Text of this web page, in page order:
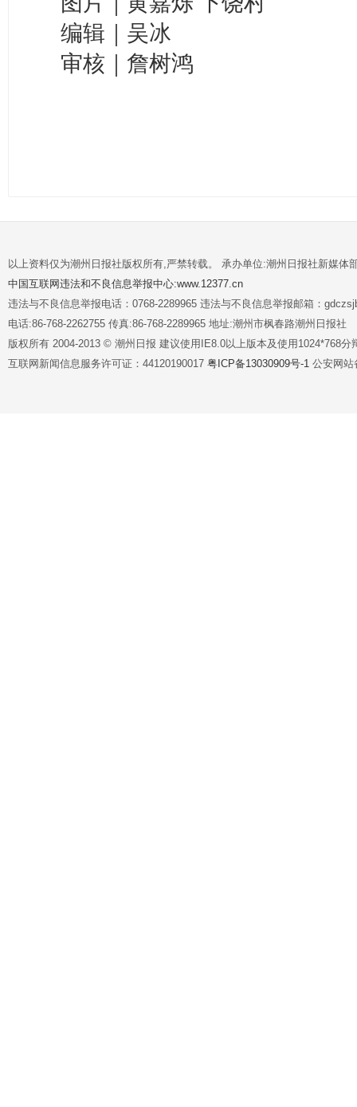
编辑｜吴冰
审核｜詹树鸿
以上资料仅为潮州日报社版权所有,严禁转载。 承办单位:潮州日报社新媒体
中国互联网违法和不良信息举报中心:www.12377.cn
违法与不良信息举报电话：0768-2289965 违法与不良信息举报邮箱：
电话:86-768-2262755 传真:86-768-2289965 地址:潮州市枫春路潮州日报社
版权所有 2004-2013 © 潮州日报 建议使用IE8.0以上版本及使用1024*768分
互联网新闻信息服务许可证：44120190017 粤ICP备13030909号-1 公安网站